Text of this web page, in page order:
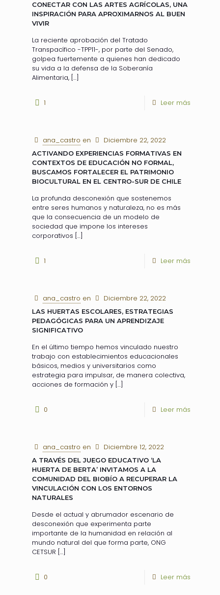
CONECTAR CON LAS ARTES AGRÍCOLAS, UNA
INSPIRACIÓN PARA APROXIMARNOS AL BUEN
VIVIR
La reciente aprobación del Tratado
Transpacífico -TPP11-, por parte del Senado,
golpea fuertemente a quienes han dedicado
su vida a la defensa de la Soberanía
Alimentaria, […]
1 Leer más
ana_castro en Diciembre 22, 2022
ACTIVANDO EXPERIENCIAS FORMATIVAS EN
CONTEXTOS DE EDUCACIÓN NO FORMAL,
BUSCAMOS FORTALECER EL PATRIMONIO
BIOCULTURAL EN EL CENTRO-SUR DE CHILE
La profunda desconexión que sostenemos
entre seres humanos y naturaleza, no es más
que la consecuencia de un modelo de
sociedad que impone los intereses
corporativos […]
1 Leer más
ana_castro en Diciembre 22, 2022
LAS HUERTAS ESCOLARES, ESTRATEGIAS
PEDAGÓGICAS PARA UN APRENDIZAJE
SIGNIFICATIVO
En el último tiempo hemos vinculado nuestro
trabajo con establecimientos educacionales
básicos, medios y universitarios como
estrategia para impulsar, de manera colectiva,
acciones de formación y […]
0 Leer más
ana_castro en Diciembre 12, 2022
A TRAVÉS DEL JUEGO EDUCATIVO ‘LA
HUERTA DE BERTA’ INVITAMOS A LA
COMUNIDAD DEL BIOBÍO A RECUPERAR LA
VINCULACIÓN CON LOS ENTORNOS
NATURALES
Desde el actual y abrumador escenario de
desconexión que experimenta parte
importante de la humanidad en relación al
mundo natural del que forma parte, ONG
CETSUR […]
0 Leer más